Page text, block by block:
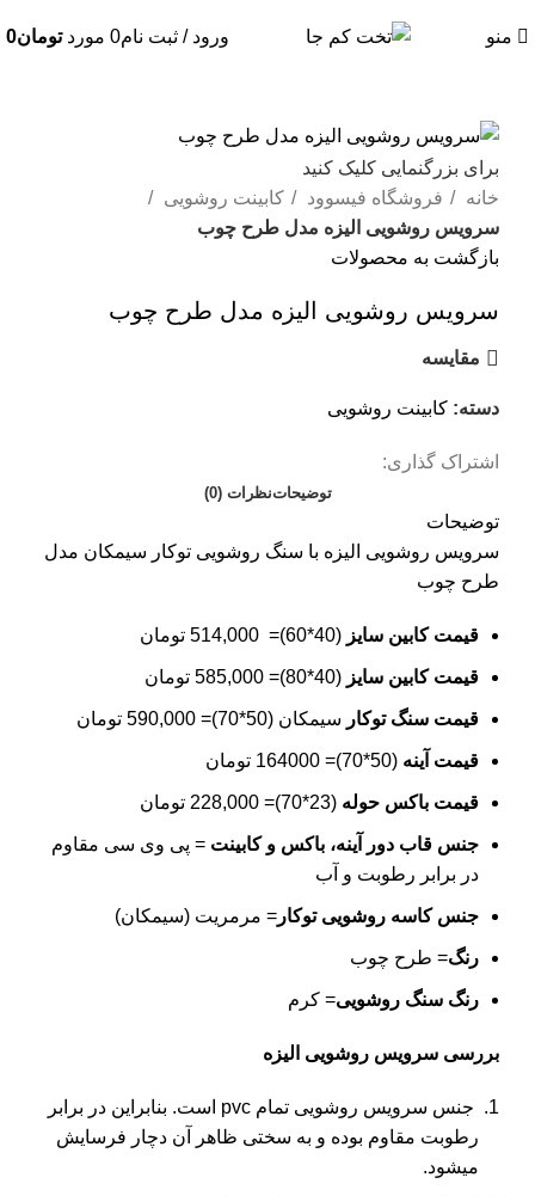
منو ورود / ثبت نام0 مورد تومان0
برای بزرگنمایی کلیک کنید
خانه
فروشگاه فیسوود
کابینت روشویی
سرویس روشویی الیزه مدل طرح چوب
بازگشت به محصولات
سرویس روشویی الیزه مدل طرح چوب
مقايسه
دسته: کابینت روشویی
اشتراک گذاری:
توضیحاتنظرات (0)
توضیحات
سرویس روشویی الیزه با سنگ روشویی توکار سیمکان مدل
طرح چوب
قیمت کابین سایز (40*60)= 514,000 تومان
قیمت کابین سایز (40*80)= 585,000 تومان
قیمت سنگ توکار سیمکان (50*70)= 590,000 تومان
قیمت آینه (50*70)= 164000 تومان
قیمت باکس حوله (23*70)= 228,000 تومان
جنس قاب دور آینه، باکس و کابینت = پی وی سی مقاوم
در برابر رطوبت و آب
جنس کاسه روشویی توکار = مرمریت (سیمکان)
رنگ= طرح چوب
رنگ سنگ روشویی= کرم
بررسی سرویس روشویی الیزه
جنس سرویس روشویی تمام pvc است. بنابراین در برابر
رطوبت مقاوم بوده و به سختی ظاهر آن دچار فرسایش
میشود.